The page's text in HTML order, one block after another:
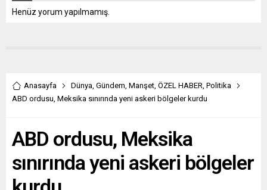
Henüz yorum yapılmamış.
Anasayfa Dünya, Gündem, Manşet, ÖZEL HABER, Politika
ABD ordusu, Meksika sınırında yeni askeri bölgeler kurdu
ABD ordusu, Meksika
sınırında yeni askeri bölgeler